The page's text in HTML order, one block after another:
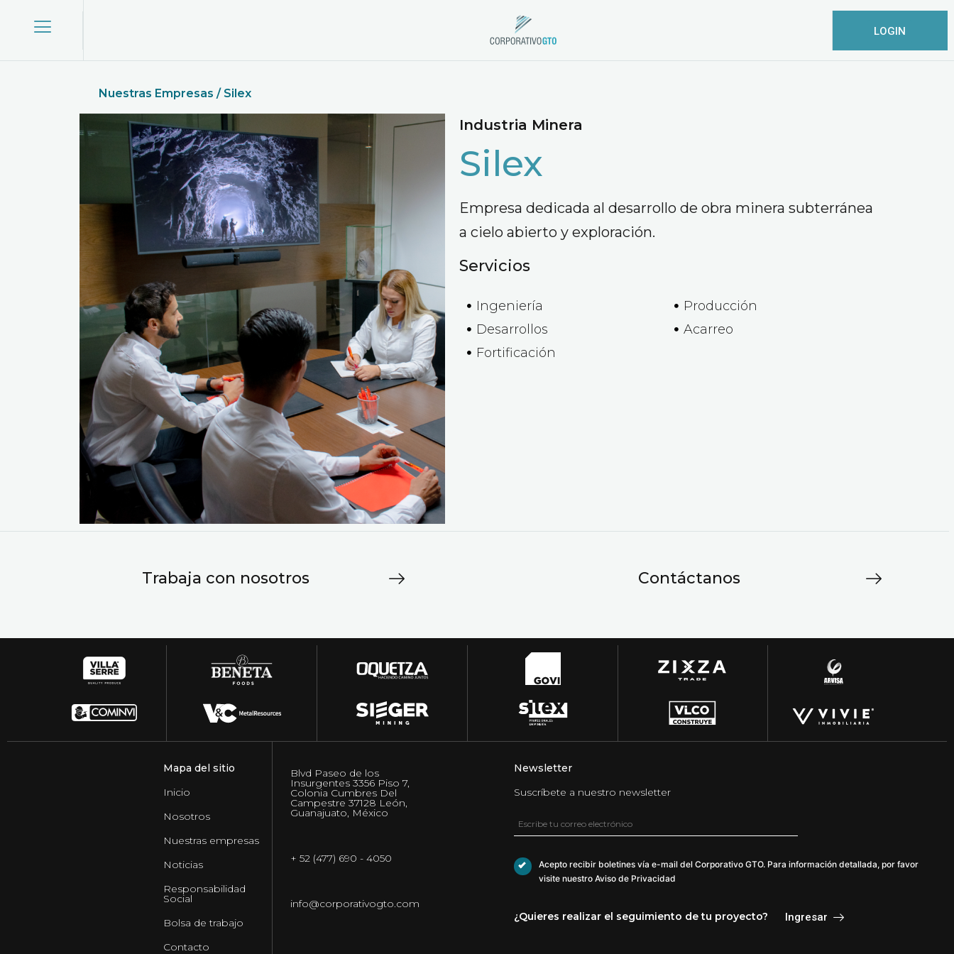
LOGIN
Nuestras Empresas / Silex
Industria Minera
Silex
Empresa dedicada al desarrollo de obra minera subterránea
a cielo abierto y exploración.
Servicios
Ingeniería
Desarrollos
Fortificación
Producción
Acarreo
Trabaja con nosotros Contáctanos
Mapa del sitio
Inicio
Nosotros
Nuestras empresas
Noticias
Responsabilidad
Social
Bolsa de trabajo
Contacto
Blvd Paseo de los
Insurgentes 3356 Piso 7,
Colonia Cumbres Del
Campestre 37128 León,
Guanajuato, México
+ 52 (477) 690 - 4050
info@corporativogto.com
Newsletter
Suscríbete a nuestro newsletter
Acepto recibir boletines vía e-mail del Corporativo GTO. Para información detallada, por favor
visite nuestro Aviso de Privacidad
¿Quieres realizar el seguimiento de tu proyecto? Ingresar